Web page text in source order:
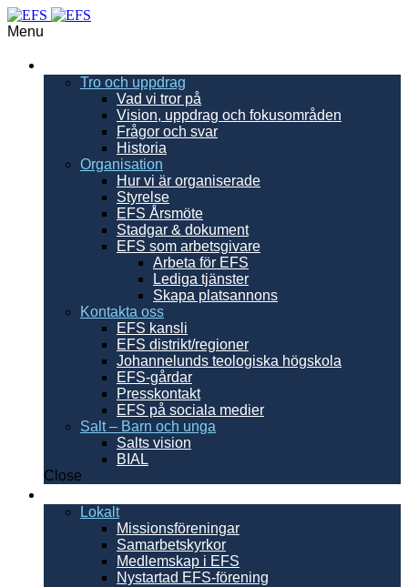
Menu
Tro och uppdrag
Vad vi tror på
Vision, uppdrag och fokusområden
Frågor och svar
Historia
Organisation
Hur vi är organiserade
Styrelse
EFS Årsmöte
Stadgar & dokument
EFS som arbetsgivare
Arbeta för EFS
Lediga tjänster
Skapa platsannons
Kontakta oss
EFS kansli
EFS distrikt/regioner
Johannelunds teologiska högskola
EFS-gårdar
Presskontakt
EFS på sociala medier
Salt – Barn och unga
Salts vision
BIAL
Close
Lokalt
Missionsföreningar
Samarbetskyrkor
Medlemskap i EFS
Nystartad EFS-förening